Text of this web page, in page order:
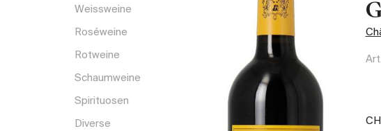
Weissweine
Roséweine
Rotweine
Schaumweine
Spirituosen
Diverse
Art.